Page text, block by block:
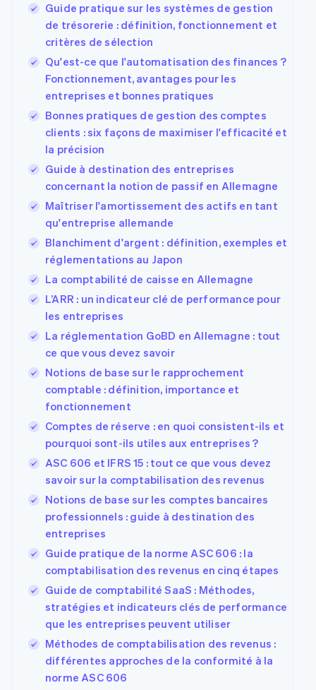
Guide pratique sur les systèmes de gestion
de trésorerie : définition, fonctionnement et
critères de sélection
Qu'est-ce que l'automatisation des finances ?
Fonctionnement, avantages pour les
entreprises et bonnes pratiques
Bonnes pratiques de gestion des comptes
clients : six façons de maximiser l'efficacité et
la précision
Guide à destination des entreprises
concernant la notion de passif en Allemagne
Maîtriser l'amortissement des actifs en tant
qu'entreprise allemande
Blanchiment d'argent : définition, exemples et
réglementations au Japon
La comptabilité de caisse en Allemagne
L’ARR : un indicateur clé de performance pour
les entreprises
La réglementation GoBD en Allemagne : tout
ce que vous devez savoir
Notions de base sur le rapprochement
comptable : définition, importance et
fonctionnement
Comptes de réserve : en quoi consistent-ils et
pourquoi sont-ils utiles aux entreprises ?
ASC 606 et IFRS 15 : tout ce que vous devez
savoir sur la comptabilisation des revenus
Notions de base sur les comptes bancaires
professionnels : guide à destination des
entreprises
Guide pratique de la norme ASC 606 : la
comptabilisation des revenus en cinq étapes
Guide de comptabilité SaaS : Méthodes,
stratégies et indicateurs clés de performance
que les entreprises peuvent utiliser
Méthodes de comptabilisation des revenus :
différentes approches de la conformité à la
norme ASC 606
Allemagne
DeutschEnglish
Australie
Autriche
DeutschEnglish
Belgique
Nederlands Français Deutsch
Brésil
PortuguêsEnglish
Bulgarie
English
Canada
English
Chine continentale
简体中文English
Chypre
Croatie
EnglishItaliano
Danemark